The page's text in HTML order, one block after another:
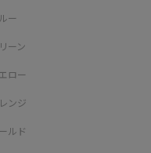
ー
ーン
ロー
ンジ
ルド